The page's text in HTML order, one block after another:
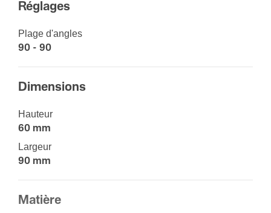
Réglages
Plage d'angles
90 - 90
Dimen­sions
Hauteur
60 mm
Largeur
90 mm
Matière